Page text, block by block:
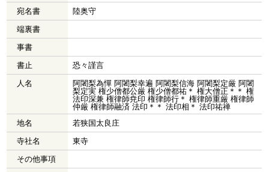
宛名書
陸奥守
端裏書
事書
書止
恐々謹言
人名
阿闍梨為憚 阿闍梨幸遍 阿闍梨信海 阿闍梨定厳 阿闍
梨定実 権少僧都公厳 権少僧都祐＊ 権大僧正＊＊ 権
法印深兼 権律師尭印 権律師行＊ 権律師重厳 権律師
仲厳 権律師融済 法印＊＊ 法印相＊ 法印祐禅
地名
若狭国太良庄
寺社名
東寺
その他事項